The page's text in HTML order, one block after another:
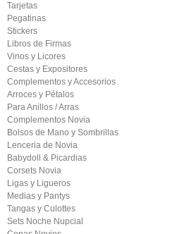
Tarjetas
Pegatinas
Stickers
Libros de Firmas
Vinos y Licores
Cestas y Expositores
Complementos y Accesorios
Arroces y Pétalos
Para Anillos / Arras
Complementos Novia
Bolsos de Mano y Sombrillas
Lenceria de Novia
Babydoll & Picardias
Corsets Novia
Ligas y Ligueros
Medias y Pantys
Tangas y Culottes
Sets Noche Nupcial